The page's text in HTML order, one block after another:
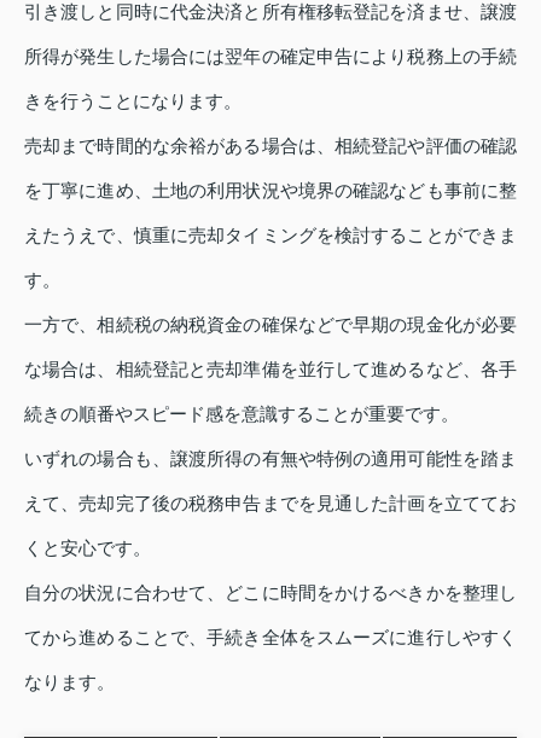
引き渡しと同時に代金決済と所有権移転登記を済ませ、譲渡
所得が発生した場合には翌年の確定申告により税務上の手続
きを行うことになります。
売却まで時間的な余裕がある場合は、相続登記や評価の確認
を丁寧に進め、土地の利用状況や境界の確認なども事前に整
えたうえで、慎重に売却タイミングを検討することができま
す。
一方で、相続税の納税資金の確保などで早期の現金化が必要
な場合は、相続登記と売却準備を並行して進めるなど、各手
続きの順番やスピード感を意識することが重要です。
いずれの場合も、譲渡所得の有無や特例の適用可能性を踏ま
えて、売却完了後の税務申告までを見通した計画を立ててお
くと安心です。
自分の状況に合わせて、どこに時間をかけるべきかを整理し
てから進めることで、手続き全体をスムーズに進行しやすく
なります。